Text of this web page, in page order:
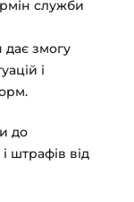
служби
дає змогу
і
до
штрафів від